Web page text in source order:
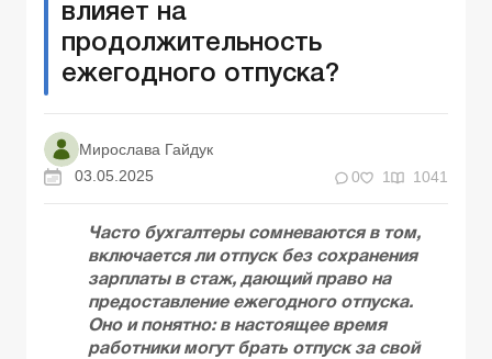
влияет на
продолжительность
ежегодного отпуска?
Мирослава Гайдук
03.05.2025
0 1 1041
Часто бухгалтеры сомневаются в том,
включается ли отпуск без сохранения
зарплаты в стаж, дающий право на
предоставление ежегодного отпуска.
Оно и понятно: в настоящее время
работники могут брать отпуск за свой